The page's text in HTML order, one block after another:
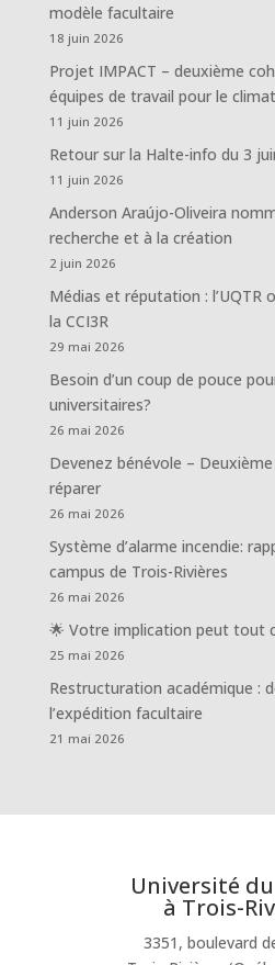
modèle facultaire
18 juin 2026
Projet IMPACT – deuxième
équipes de travail pour le climat
11 juin 2026
Retour sur la Halte-info du 3
11 juin 2026
Anderson Araújo-Oliveira
recherche et à la création
2 juin 2026
Médias et réputation : l’UQTR
la CCI3R
29 mai 2026
Besoin d’un coup de pouce
universitaires?
26 mai 2026
Devenez bénévole –
réparer
26 mai 2026
Système d’alarme incendie:
campus de Trois-Rivières
26 mai 2026
🌟 Votre implication peut tout
25 mai 2026
Restructuration académique :
l’expédition facultaire
21 mai 2026
Université
à Trois-
3351, boulevard